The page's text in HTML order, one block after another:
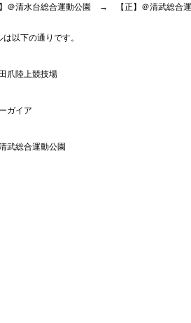
＠清水台総合運動公園 → 【正】＠清武総合運
以下の通りです。
陸上競技場
ガイア
総合運動公園